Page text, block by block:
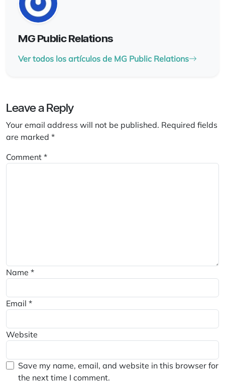
MG Public Relations
Ver todos los artículos de MG Public Relations
Leave a Reply
Your email address will not be published. Required fields
are marked *
Comment *
Name *
Email *
Website
Save my name, email, and website in this browser for
the next time I comment.